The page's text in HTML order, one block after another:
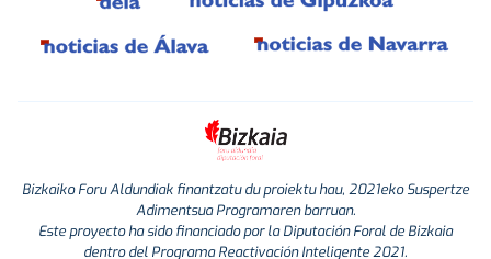
Bizkaiko Foru Aldundiak finantzatu du proiektu hau, 2021eko Suspertze
Adimentsua Programaren barruan.
Este proyecto ha sido financiado por la Diputación Foral de Bizkaia
dentro del Programa Reactivación Inteligente 2021.